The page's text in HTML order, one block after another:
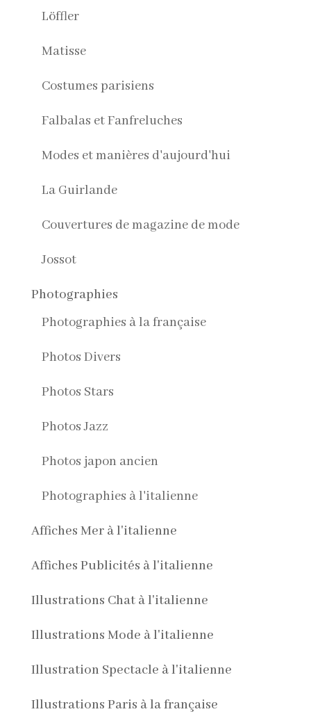
Löffler
Matisse
Costumes parisiens
Falbalas et Fanfreluches
Modes et manières d'aujourd'hui
La Guirlande
Couvertures de magazine de mode
Jossot
Photographies
Photographies à la française
Photos Divers
Photos Stars
Photos Jazz
Photos japon ancien
Photographies à l'italienne
Affiches Mer à l'italienne
Affiches Publicités à l'italienne
Illustrations Chat à l'italienne
Illustrations Mode à l'italienne
Illustration Spectacle à l'italienne
Illustrations Paris à la française